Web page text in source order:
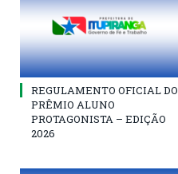
REGULAMENTO OFICIAL DO
PRÊMIO ALUNO
PROTAGONISTA – EDIÇÃO
2026